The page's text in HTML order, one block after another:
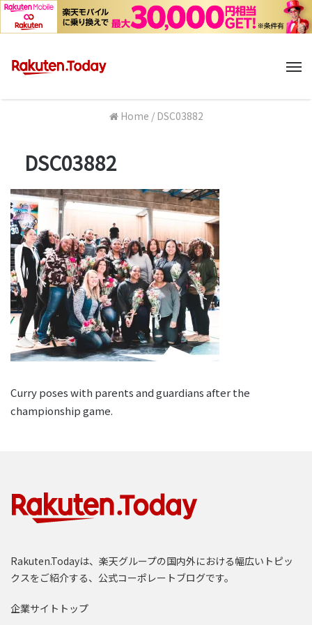
Home / DSC03882
DSC03882
Curry poses with parents and guardians after the
championship game.
Rakuten.Todayは、楽天グループの国内外における幅広いトピッ
クスをご紹介する、公式コーポレートブログです。
企業サイトトップ